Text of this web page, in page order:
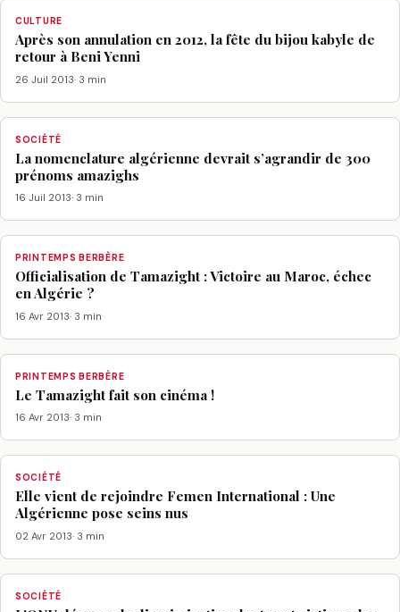
CULTURE
Après son annulation en 2012, la fête du bijou kabyle de
retour à Beni Yenni
26 Juil 2013· 3 min
SOCIÉTÉ
La nomenclature algérienne devrait s’agrandir de 300
prénoms amazighs
16 Juil 2013· 3 min
PRINTEMPS BERBÈRE
Officialisation de Tamazight : Victoire au Maroc, échec
en Algérie ?
16 Avr 2013· 3 min
PRINTEMPS BERBÈRE
Le Tamazight fait son cinéma !
16 Avr 2013· 3 min
SOCIÉTÉ
Elle vient de rejoindre Femen International : Une
Algérienne pose seins nus
02 Avr 2013· 3 min
SOCIÉTÉ